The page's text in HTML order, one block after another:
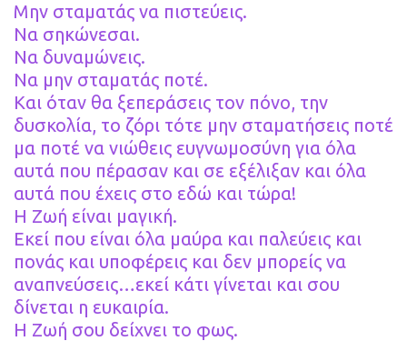
Μην σταματάς να πιστεύεις.
Να σηκώνεσαι.
Να δυναμώνεις.
Να μην σταματάς ποτέ.
Και όταν θα ξεπεράσεις τον πόνο, την
δυσκολία, το ζόρι τότε μην σταματήσεις ποτέ
μα ποτέ να νιώθεις ευγνωμοσύνη για όλα
αυτά που πέρασαν και σε εξέλιξαν και όλα
αυτά που έχεις στο εδώ και τώρα!
Η Ζωή είναι μαγική.
Εκεί που είναι όλα μαύρα και παλεύεις και
πονάς και υποφέρεις και δεν μπορείς να
αναπνεύσεις…εκεί κάτι γίνεται και σου
δίνεται η ευκαιρία.
Η Ζωή σου δείχνει το φως.